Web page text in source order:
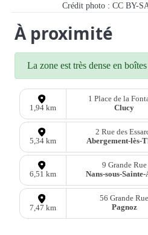
Crédit photo : CC BY-
À proximité
La zone est très dense en
1,94 km
1 Place de la
Clucy
5,34 km
2 Rue des
Abergement-lès-
6,51 km
9 Grande Rue
Nans-sous-Sainte-
7,47 km
56 Grande Rue
Pagnoz